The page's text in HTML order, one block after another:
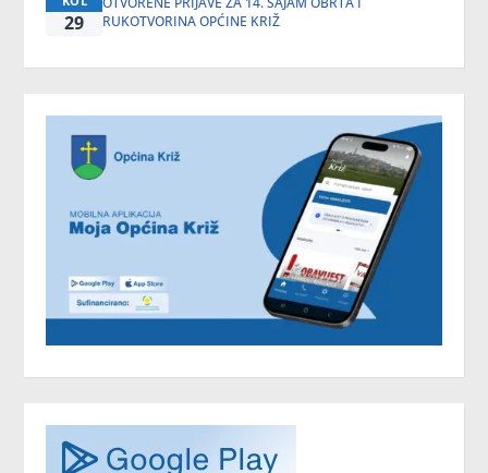
29
RUKOTVORINA OPĆINE KRIŽ